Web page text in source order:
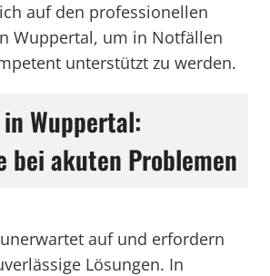
auf den professionellen
Wuppertal, um in Notfällen
unterstützt zu werden.
Wuppertal:
bei akuten Problemen
auf und erfordern
Lösungen. In